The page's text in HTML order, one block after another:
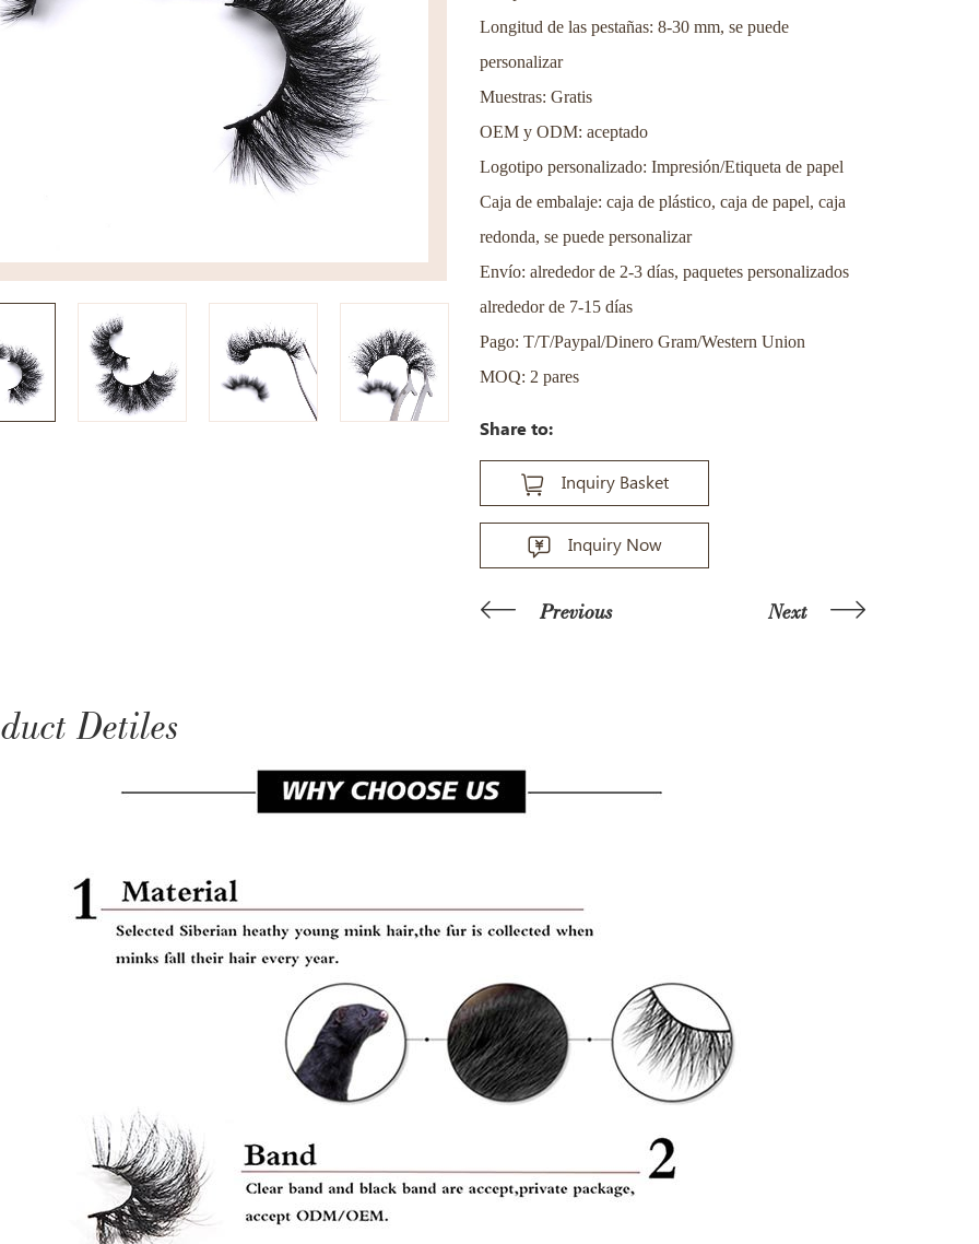
Longitud de las pestañas: 8-30 mm, se puede
personalizar
Muestras: Gratis
OEM y ODM: aceptado
Logotipo personalizado: Impresión/Etiqueta de papel
Caja de embalaje: caja de plástico, caja de papel, caja
redonda, se puede personalizar
Envío: alrededor de 2-3 días, paquetes personalizados
alrededor de 7-15 días
Pago: T/T/Paypal/Dinero Gram/Western Union
MOQ: 2 pares
Share to:
Inquiry Basket
Inquiry Now
Previous Next
Detiles